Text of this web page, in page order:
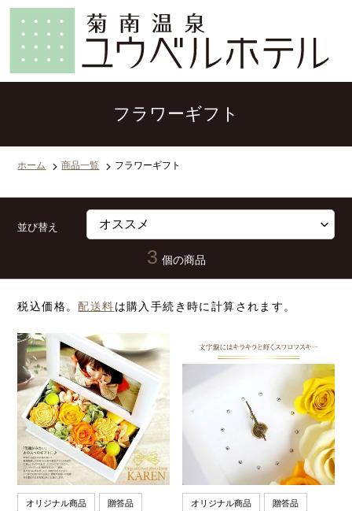
コ
ス
る
フラワーギフト
ホーム 商品一覧 フラワーギフト
並び替え
3 個の商品
税込価格。配送料は購入手続き時に計算されます。
オリジナル商品 贈答品 オリジナル商品 贈答品